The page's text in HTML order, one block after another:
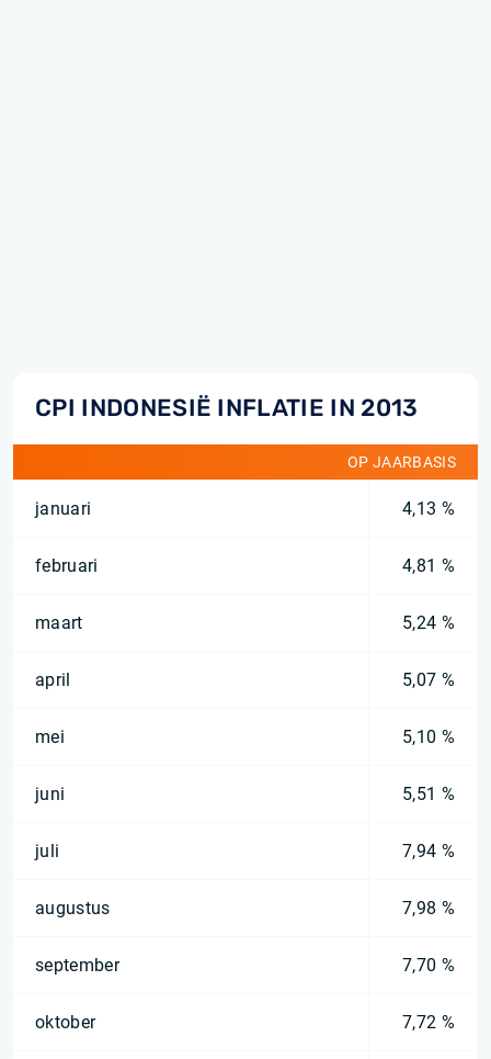
CPI INDONESIË INFLATIE IN 2013
OP JAARBASIS
januari 4,13 %
februari 4,81 %
maart 5,24 %
april 5,07 %
mei 5,10 %
juni 5,51 %
juli 7,94 %
augustus 7,98 %
september 7,70 %
oktober 7,72 %